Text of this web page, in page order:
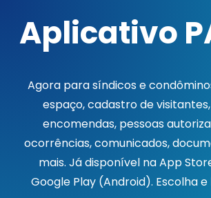
Aplicativo
Agora para síndicos e
espaço, cadastro de
encomendas, pessoas
ocorrências, comunicados,
mais. Já disponível na App
Google Play (Android). Escolha